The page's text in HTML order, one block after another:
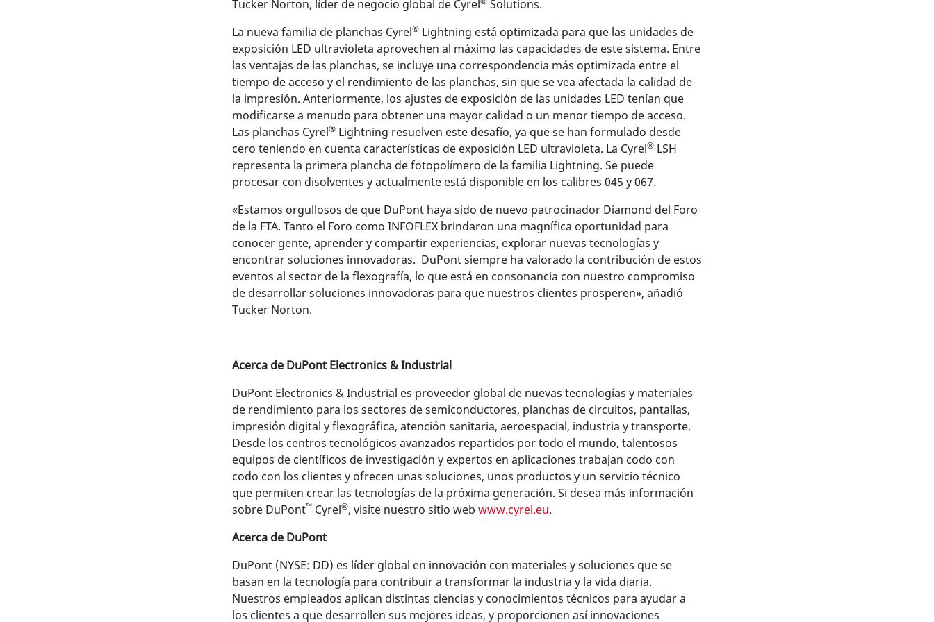
Tucker Norton, líder de negocio global de Cyrel
Solutions.
La nueva familia de planchas Cyrel®Lightning está optimizada para que las unidades de
exposición LED ultravioleta aprovechen al máximo las capacidades de este sistema. Entre
las ventajas de las planchas, se incluye una correspondencia más optimizada entre el
tiempo de acceso y el rendimiento de las planchas, sin que se vea afectada la calidad de
la impresión. Anteriormente, los ajustes de exposición de las unidades LED tenían que
modificarse a menudo para obtener una mayor calidad o un menor tiempo de acceso.
Las planchas Cyrel®Lightning resuelven este desafío, ya que se han formulado desde
cero teniendo en cuenta características de exposición LED ultravioleta. La Cyrel®LSH
representa la primera plancha de fotopolímero de la familia Lightning. Se puede
procesar con disolventes y actualmente está disponible en los calibres 045 y 067.
«Estamos orgullosos de que DuPont haya sido de nuevo patrocinador Diamond del Foro
de la FTA. Tanto el Foro como INFOFLEX brindaron una magnífica oportunidad para
conocer gente, aprender y compartir experiencias, explorar nuevas tecnologías y
encontrar soluciones innovadoras. DuPont siempre ha valorado la contribución de estos
eventos al sector de la flexografía, lo que está en consonancia con nuestro compromiso
de desarrollar soluciones innovadoras para que nuestros clientes prosperen», añadió
Tucker Norton.
Acerca de DuPont Electronics & Industrial
DuPont Electronics & Industrial es proveedor global de nuevas tecnologías y materiales
de rendimiento para los sectores de semiconductores, planchas de circuitos, pantallas,
impresión digital y flexográfica, atención sanitaria, aeroespacial, industria y transporte.
Desde los centros tecnológicos avanzados repartidos por todo el mundo, talentosos
equipos de científicos de investigación y expertos en aplicaciones trabajan codo con
codo con los clientes y ofrecen unas soluciones, unos productos y un servicio técnico
que permiten crear las tecnologías de la próxima generación. Si desea más información
sobre DuPont™Cyrel®, visite nuestro sitio web www.cyrel.eu.
Acerca de DuPont
DuPont (NYSE: DD) es líder global en innovación con materiales y soluciones que se
basan en la tecnología para contribuir a transformar la industria y la vida diaria.
Nuestros empleados aplican distintas ciencias y conocimientos técnicos para ayudar a
los clientes a que desarrollen sus mejores ideas, y proporcionen así innovaciones